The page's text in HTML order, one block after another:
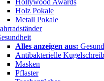
Hollywood Awards
Holz Pokale
Metall Pokale
Alles anzeigen aus:
Antibakterielle
Masken
Pflaster